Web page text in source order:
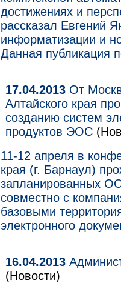
достижениях и
рассказал Евгений
информатизации и
Данная публикация
17.04.2013 От
Алтайского края
созданию систем
продуктов ЭОС
11-12 апреля в
края (г. Барнаул)
запланированных
совместно с
базовыми
электронного
16.04.2013
(Новости)